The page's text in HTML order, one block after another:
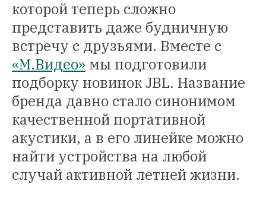
которой теперь сложно
представить даже будничную
встречу с друзьями. Вместе с
«М.Видео» мы подготовили
подборку новинок JBL. Название
бренда давно стало синонимом
качественной портативной
акустики, а в его линейке можно
найти устройства на любой
случай активной летней жизни.